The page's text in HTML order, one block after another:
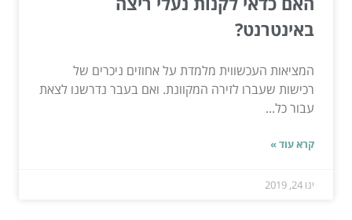
באינטרנט?
המציאות העכשווית מלמדת על אחוזים ניכרים של
רכישות שעברו לזירה המקוונת. ואם בעבר נדרשנו לצאת
עבור כל...
קרא עוד »
ינו 24, 2019